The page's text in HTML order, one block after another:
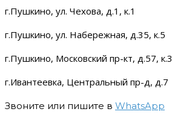
г.Пушкино, ул. Чехова, д.1, к.1
г.Пушкино, ул. Набережная, д.35, к.5
г.Пушкино, Московский пр-кт, д.57, к.3
г.Ивантеевка, Центральный пр-д, д.7
Звоните или пишите в WhatsApp